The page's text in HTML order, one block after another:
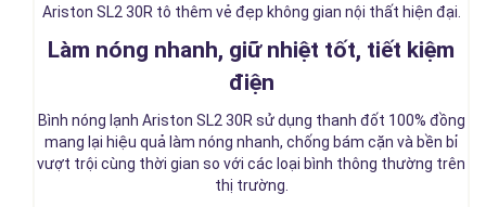
Ariston SL2 30R tô thêm vẻ đẹp không gian nội thất hiện đại.
Làm nóng nhanh, giữ nhiệt tốt, tiết kiệm
điện
Bình nóng lạnh Ariston SL2 30R sử dụng thanh đốt 100% đồng
mang lại hiệu quả làm nóng nhanh, chống bám cặn và bền bỉ
vượt trội cùng thời gian so với các loại bình thông thường trên
thị trường.